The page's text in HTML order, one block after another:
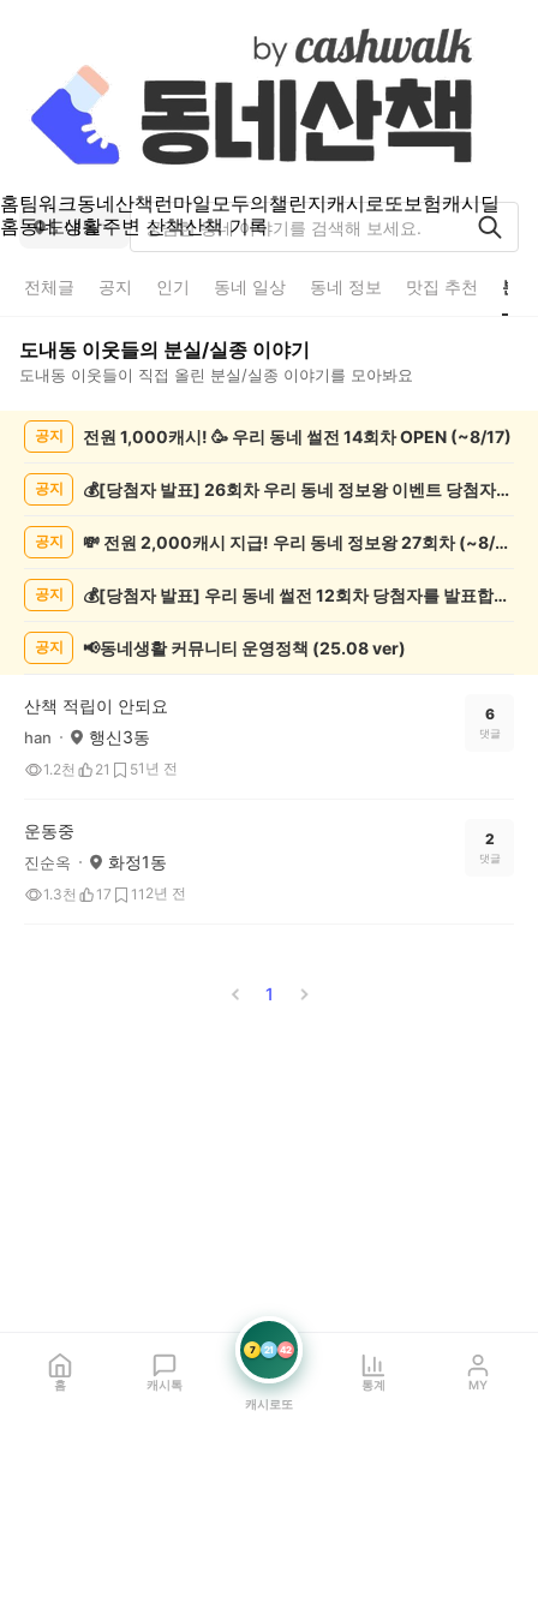
홈팀워크동네산책런마일모두의챌린지캐시로또보험캐시딜
홈동네 생활주변 산책산책 기록
도내동
전체글 공지 인기 동네 일상 동네 정보 맛집 추천 분
도내동 이웃들의 분실/실종 이야기
도내동 이웃들이 직접 올린 분실/실종 이야기를 모아봐요
록
공지 전원 1,000캐시! 🥳 우리 동네 썰전 14회차 OPEN (~8/17)
공지 💰[당첨자 발표] 26회차 우리 동네 정보왕 이벤트 당첨자를 발표합니다!
공지 💸 전원 2,000캐시 지급! 우리 동네 정보왕 27회차 (~8/10)
공지 💰[당첨자 발표] 우리 동네 썰전 12회차 당첨자를 발표합니다!
공지 📢동네생활 커뮤니티 운영정책 (25.08 ver)
산책 적립이 안되요
han 행신3동
1.2천 21 51년 전
6
댓글
운동중
진순옥 화정1동
1.3천 17 11 2년 전
2
댓글
1
홈 캐시톡
7 21 42
캐시로또
통계 MY